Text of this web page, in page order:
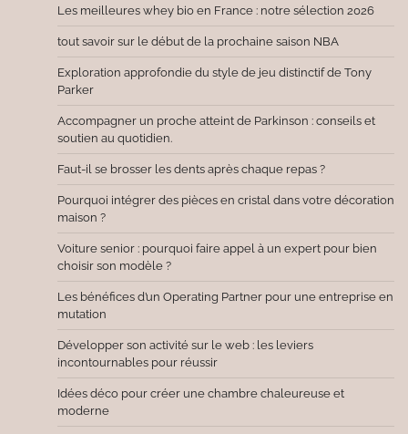
Les meilleures whey bio en France : notre sélection 2026
tout savoir sur le début de la prochaine saison NBA
Exploration approfondie du style de jeu distinctif de Tony
Parker
Accompagner un proche atteint de Parkinson : conseils et
soutien au quotidien.
Faut-il se brosser les dents après chaque repas ?
Pourquoi intégrer des pièces en cristal dans votre décoration
maison ?
Voiture senior : pourquoi faire appel à un expert pour bien
choisir son modèle ?
Les bénéfices d’un Operating Partner pour une entreprise en
mutation
Développer son activité sur le web : les leviers
incontournables pour réussir
Idées déco pour créer une chambre chaleureuse et
moderne